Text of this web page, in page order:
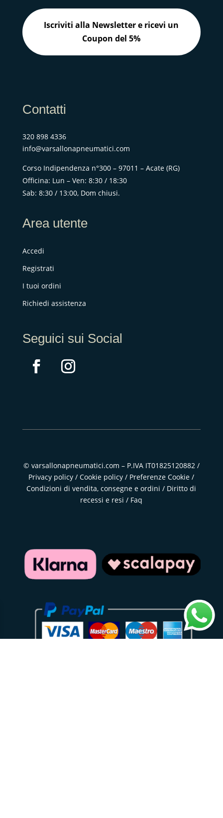
Iscriviti alla Newsletter e ricevi un
Coupon del 5%
Contatti
320 898 4336
info@varsallonapneumatici.com
Corso Indipendenza n°300 – 97011 – Acate (RG)
Officina: Lun – Ven: 8:30 / 18:30
Sab: 8:30 / 13:00, Dom chiusi.
Area utente
Accedi
Registrati
I tuoi ordini
Richiedi assistenza
Seguici sui Social
© varsallonapneumatici.com – P.IVA IT01825120882 /
Privacy policy /Cookie policy / Preferenze Cookie /
Condizioni di vendita, consegne e ordini / Diritto di
recessi e resi / Faq